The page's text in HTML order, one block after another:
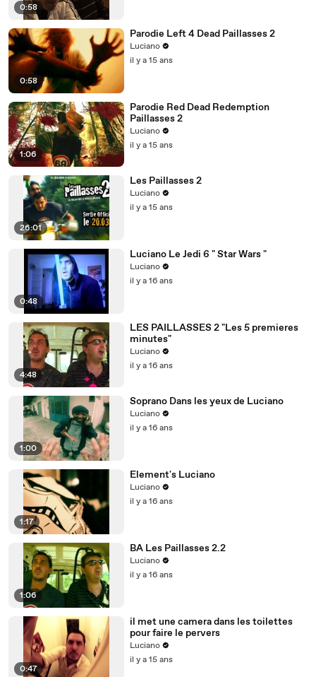
0:58
0:58
Parodie Left 4 Dead Paillasses 2
Luciano
il y a 15 ans
1:06
Parodie Red Dead Redemption
Paillasses 2
Luciano
il y a 15 ans
26:01
Les Paillasses 2
Luciano
il y a 15 ans
0:48
Luciano Le Jedi 6 " Star Wars "
Luciano
il y a 16 ans
4:48
LES PAILLASSES 2 "Les 5 premieres
minutes"
Luciano
il y a 16 ans
1:00
Soprano Dans les yeux de Luciano
Luciano
il y a 16 ans
1:17
Element's Luciano
Luciano
il y a 16 ans
1:06
BA Les Paillasses 2.2
Luciano
il y a 16 ans
0:47
il met une camera dans les toilettes
pour faire le pervers
Luciano
il y a 15 ans